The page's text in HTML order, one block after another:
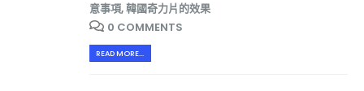
意事項,韓國奇力片的效果
0 COMMENTS
READ MORE...